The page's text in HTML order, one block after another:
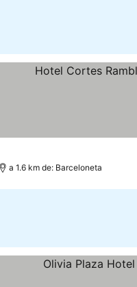
a 1.6 km de: Barceloneta